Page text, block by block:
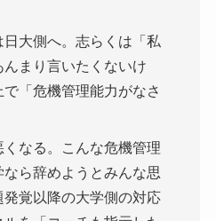
大側へ。志らくは「私
んまり言いたくないけ
「危機管理能力がなさ
なる。こんな危機管理
ら辞めようとみんな思
発覚以降の大学側の対応